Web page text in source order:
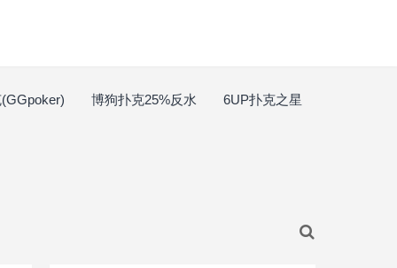
博狗扑克25%反水 6UP扑克之星